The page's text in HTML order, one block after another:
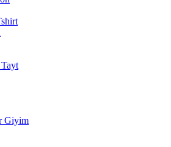
Giyim